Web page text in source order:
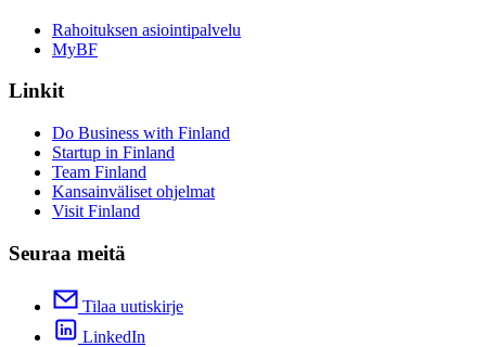
Rahoituksen asiointipalvelu
MyBF
Linkit
Do Business with Finland
Startup in Finland
Team Finland
Kansainväliset ohjelmat
Visit Finland
Seuraa meitä
Tilaa uutiskirje
LinkedIn